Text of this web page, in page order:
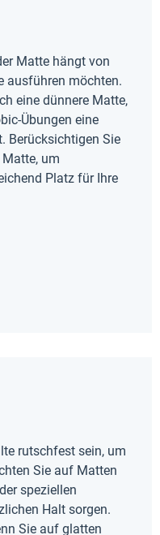
Matte hängt von
ausführen möchten.
eine dünnere Matte,
Übungen eine
Berücksichtigen Sie
um
Platz für Ihre
rutschfest sein, um
Sie auf Matten
speziellen
Halt sorgen.
Sie auf glatten